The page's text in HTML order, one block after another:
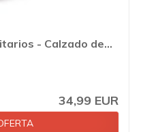
- Calzado de...
34,99 EUR